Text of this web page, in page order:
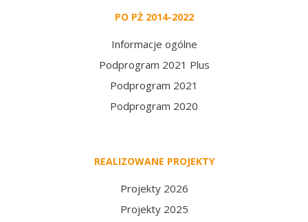
REALIZOWANE PROJEKTY
Projekty 2026
Projekty 2025
PO PŻ 2014-2022
Informacje ogólne
Podprogram 2021 Plus
Podprogram 2021
Podprogram 2020